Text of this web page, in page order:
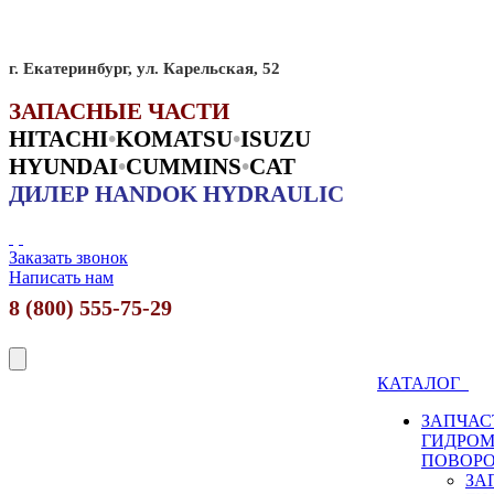
г. Екатеринбург, ул. Карельская, 52
ЗАПАСНЫЕ ЧАСТИ
HITACHI•KOMATSU•ISUZU
HYUNDAI•CUMMINS•CAT
ДИЛЕР HANDOK HYDRAULIC
Заказать звонок
Написать нам
8 (800) 555-75-29
КАТАЛОГ